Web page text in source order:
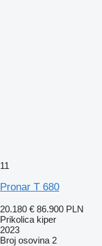
11
Pronar T 680
20.180 € 86.900 PLN
Prikolica kiper
2023
Broj osovina 2